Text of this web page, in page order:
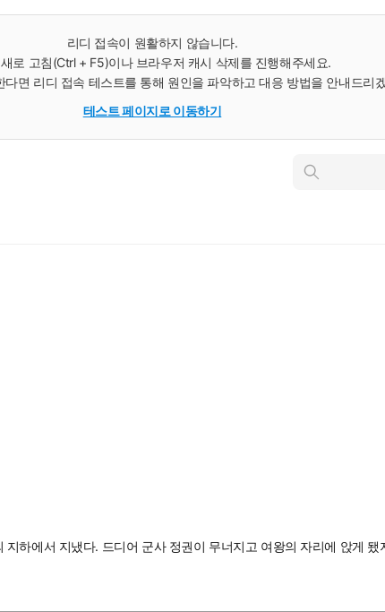
리디 접속이 원활하지 않습니다.
로 고침(Ctrl + F5)이나 브라우저 캐시 삭제를 진행해주세요.
다면 리디 접속 테스트를 통해 원인을 파악하고 대응 방법을 안내드리
테스트 페이지로 이동하기
인
하에서 지냈다. 드디어 군사 정권이 무너지고 여왕의 자리에 앉게